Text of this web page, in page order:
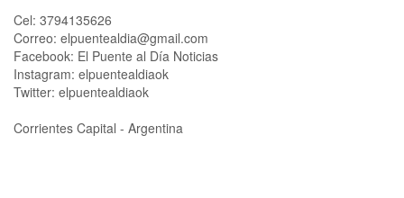
Cel: 3794135626
Correo: elpuentealdia@gmail.com
Facebook: El Puente al Día Noticias
Instagram: elpuentealdiaok
Twitter: elpuentealdiaok
Corrientes Capital - Argentina